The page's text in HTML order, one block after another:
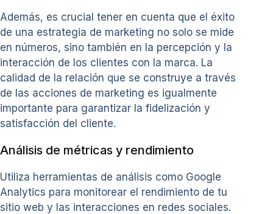
Además, es crucial tener en cuenta que el éxito
de una estrategia de marketing no solo se mide
en números, sino también en la percepción y la
interacción de los clientes con la marca. La
calidad de la relación que se construye a través
de las acciones de marketing es igualmente
importante para garantizar la fidelización y
satisfacción del cliente.
Análisis de métricas y rendimiento
Utiliza herramientas de análisis como Google
Analytics para monitorear el rendimiento de tu
sitio web y las interacciones en redes sociales.